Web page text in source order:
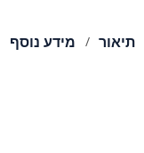
תיאור מידע נוסף